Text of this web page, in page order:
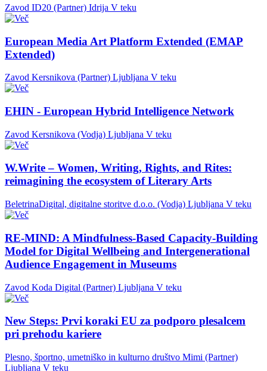
Zavod ID20 (Partner) Idrija V teku
European Media Art Platform Extended (EMAP
Extended)
Zavod Kersnikova (Partner) Ljubljana V teku
EHIN - European Hybrid Intelligence Network
Zavod Kersnikova (Vodja) Ljubljana V teku
W.Write – Women, Writing, Rights, and Rites:
reimagining the ecosystem of Literary Arts
BeletrinaDigital, digitalne storitve d.o.o. (Vodja) Ljubljana V teku
RE-MIND: A Mindfulness-Based Capacity-Building
Model for Digital Wellbeing and Intergenerational
Audience Engagement in Museums
Zavod Koda Digital (Partner) Ljubljana V teku
New Steps: Prvi koraki EU za podporo plesalcem
pri prehodu kariere
Plesno, športno, umetniško in kulturno društvo Mimi (Partner)
Ljubljana V teku